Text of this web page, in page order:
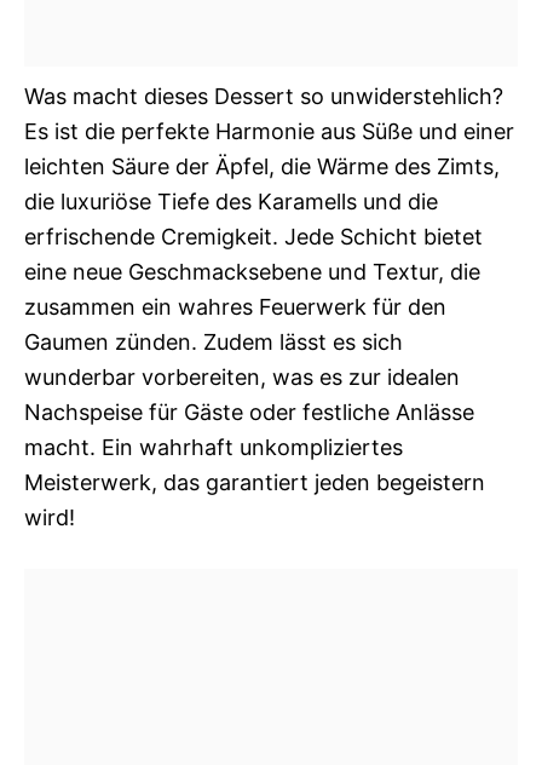
Was macht dieses Dessert so unwiderstehlich?
Es ist die perfekte Harmonie aus Süße und einer
leichten Säure der Äpfel, die Wärme des Zimts,
die luxuriöse Tiefe des Karamells und die
erfrischende Cremigkeit. Jede Schicht bietet
eine neue Geschmacksebene und Textur, die
zusammen ein wahres Feuerwerk für den
Gaumen zünden. Zudem lässt es sich
wunderbar vorbereiten, was es zur idealen
Nachspeise für Gäste oder festliche Anlässe
macht. Ein wahrhaft unkompliziertes
Meisterwerk, das garantiert jeden begeistern
wird!